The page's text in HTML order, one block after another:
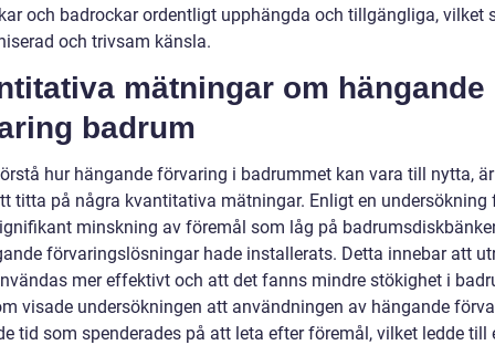
och badrockar ordentligt upphängda och tillgängliga, vilket
och trivsam känsla.
mätningar om hängande
badrum
hur hängande förvaring i badrummet kan vara till nytta,
titta på några kvantitativa mätningar. Enligt en undersökning
minskning av föremål som låg på
förvaringslösningar hade installerats. Detta innebar att
mer effektivt och att det fanns mindre stökighet i
visade undersökningen att användningen av hängande
tid som spenderades på att leta efter föremål, vilket ledde till